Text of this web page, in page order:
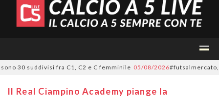
30 suddivisi fra C1, C2 e C femminile 05/08/2026#futsalmercato, ora
Il Real Ciampino Academy piange la